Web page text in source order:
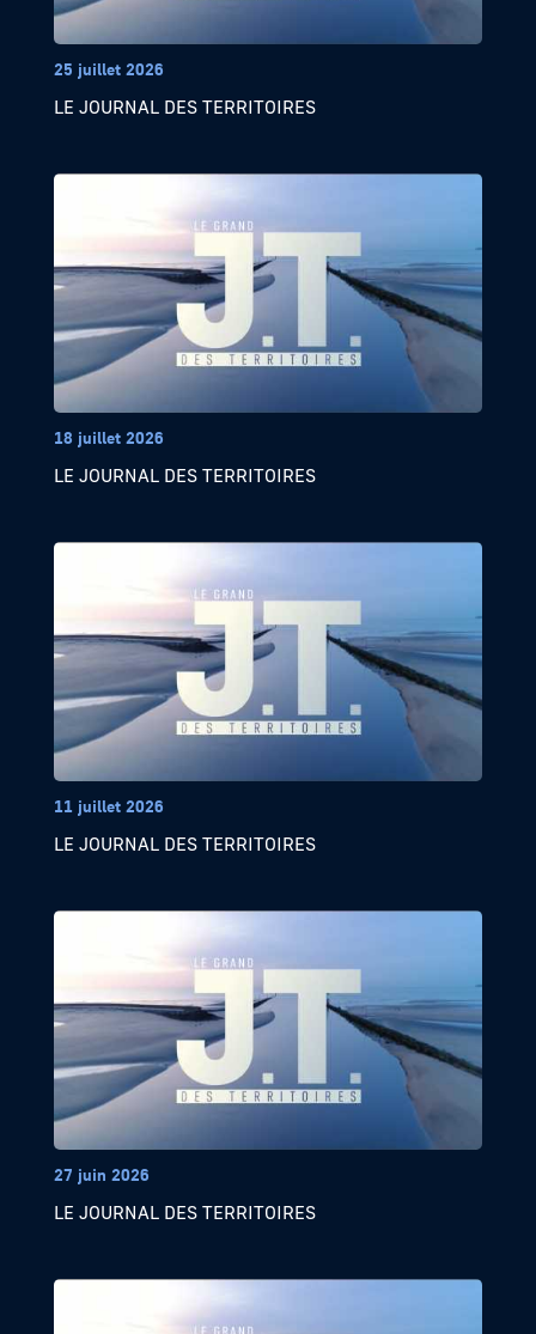
25 juillet 2026
LE JOURNAL DES TERRITOIRES
18 juillet 2026
LE JOURNAL DES TERRITOIRES
11 juillet 2026
LE JOURNAL DES TERRITOIRES
27 juin 2026
LE JOURNAL DES TERRITOIRES